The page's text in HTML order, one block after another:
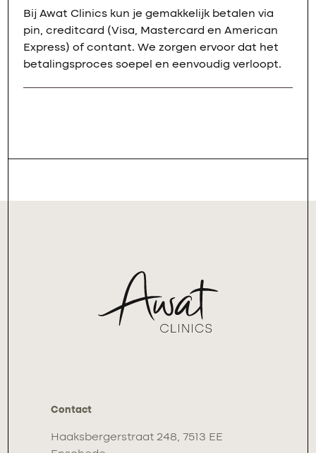
Bij Awat Clinics kun je gemakkelijk betalen via
pin, creditcard (Visa, Mastercard en American
Express) of contant. We zorgen ervoor dat het
betalingsproces soepel en eenvoudig verloopt.
Contact
Haaksbergerstraat 248, 7513 EE